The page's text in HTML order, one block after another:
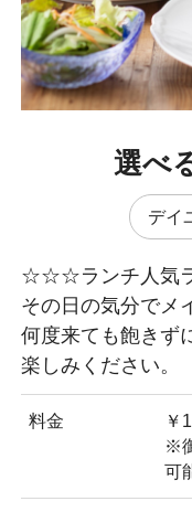
選べ
デイ
☆☆☆ランチ人気
その日の気分でメ
何度来ても飽きず
楽しみください。
料金
￥
※
可